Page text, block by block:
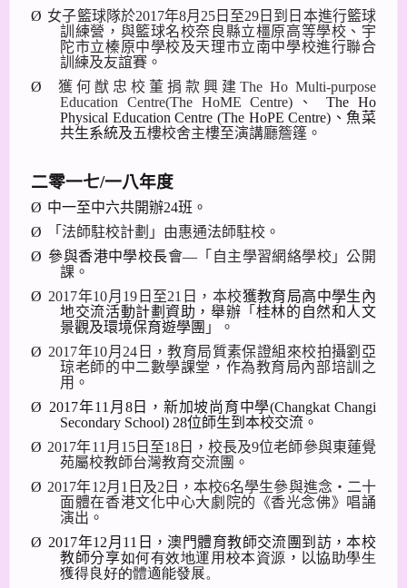
Ø 女子籃球隊於2017年8月 25 日至29 日到日本進行籃球
訓練營， 與籃球名校奈良縣立橿原高等學校、宇
陀市立榛原中學校及天理市立南中學校進行聯合
訓練及友誼賽。
Ø
獲何猷忠校董捐款興建 The Ho Multi-purpose
Education Centre(The HoME Centre) 、The Ho
Physical Education Centre (The HoPE Centre) 、魚菜
共生系統及五樓校舍主樓至演講廳簷篷。
二零一七/一八年度
Ø 中一至中六共開辦24班。
Ø
「法師駐校計劃」由惠通法師駐校。
Ø 參與香港中學校長會— 「自主學習網絡學校」公開
課。
Ø 2017年10月 19 日至21 日，本校獲教育局高中學生內
地交流活動計劃資助，舉辦 「 桂林的自然和人文
景觀及環境保育遊學團 」。
Ø 2017年10月 24 日，教育局質素保證組來校拍攝劉亞
琼老師的中二數學課堂，作為教育局內部培訓之
用。
Ø 2017年11 月 8日，新加坡尚育中學(Changkat Changi
Secondary School) 28位師生到本校交流。
Ø 2017年11 月 15日至18日，校長及9位老師參與東蓮覺
苑屬校教師台灣教育交流團。
Ø 2017年12月 1 日及2 日，本校6名學生參與進念‧二十
面體在香港文化中心大劇院的《香光念佛》唱誦
演出。
Ø 2017年12 月 11 日， 澳門體育教師交流團到訪，本校
教師分享如何有效地運用校本資源 ， 以協助學生
獲得良好的體適能發展。